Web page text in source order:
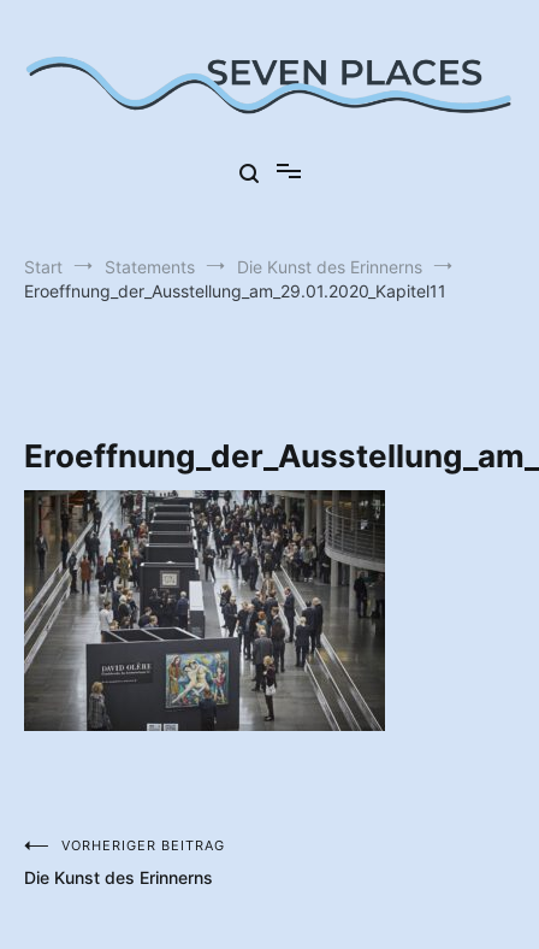
springen
Start Statements
Die Kunst des Erinnerns
Eroeffnung_der_Ausstellung_am_29.01.2020_Kapitel11
Beitragsnavigation
VORHERIGER BEITRAG
Die Kunst des Erinnerns